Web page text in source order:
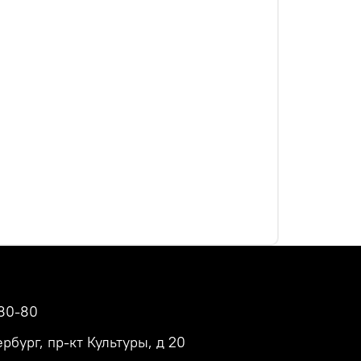
80
пр-кт Культуры, д 20